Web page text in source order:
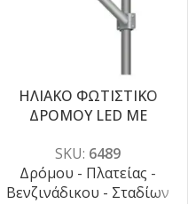
ΗΛΙΑΚΟ ΦΩΤΙΣΤΙΚΟ
ΔΡΟΜΟΥ LED ΜΕ
6000K
SKU: 6489
Δρόμου - Πλατείας -
Βενζινάδικου - Σταδίων